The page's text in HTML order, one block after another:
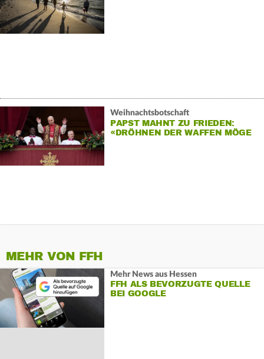
Weihnachtsbotschaft
PAPST MAHNT ZU FRIEDEN:
«DRÖHNEN DER WAFFEN MÖGE
MEHR VON FFH
Mehr News aus Hessen
FFH ALS BEVORZUGTE QUELLE
BEI GOOGLE